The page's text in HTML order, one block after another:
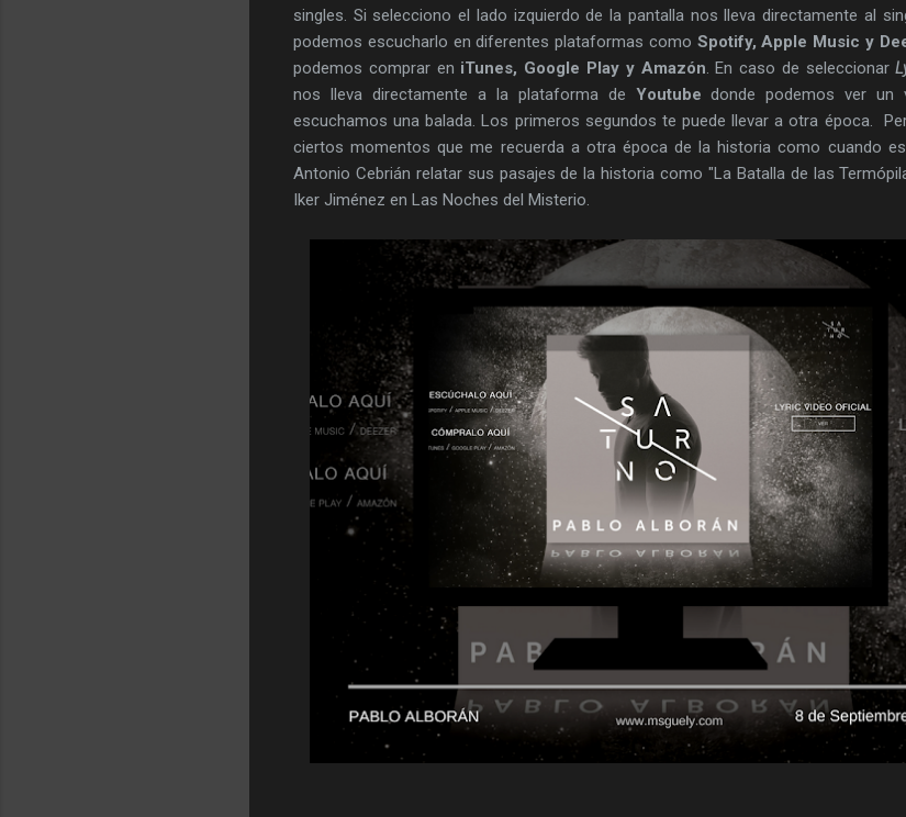
singles. Si selecciono el lado izquierdo de la pantalla nos lleva directamente al
podemos escucharlo en diferentes plataformas como Spotify, Apple Music y
podemos comprar en iTunes, Google Play y Amazón . En caso de seleccionar
nos lleva directamente a la plataforma de Youtube donde podemos ver un
escuchamos una balada. Los primeros segundos te puede llevar a otra época.
ciertos momentos que me recuerda a otra época de la historia como cuando
Antonio Cebrián relatar sus pasajes de la historia como "La Batalla de las
Iker Jiménez en Las Noches del Misterio.